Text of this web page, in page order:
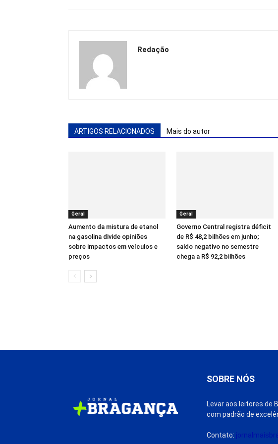
Redação
ARTIGOS RELACIONADOS Mais do autor
Geral
Aumento da mistura de etanol
na gasolina divide opiniões
sobre impactos em veículos e
preços
Geral
Governo Central registra déficit
de R$ 48,2 bilhões em junho;
saldo negativo no semestre
chega a R$ 92,2 bilhões
SOBRE NÓS
Levar aos leitores de
com padrão de
Contato: